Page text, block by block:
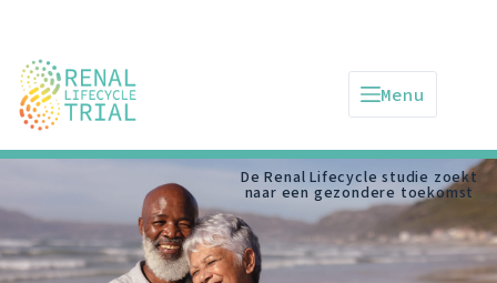
Menu
De Renal Lifecycle studie zoekt
naar een gezondere toekomst